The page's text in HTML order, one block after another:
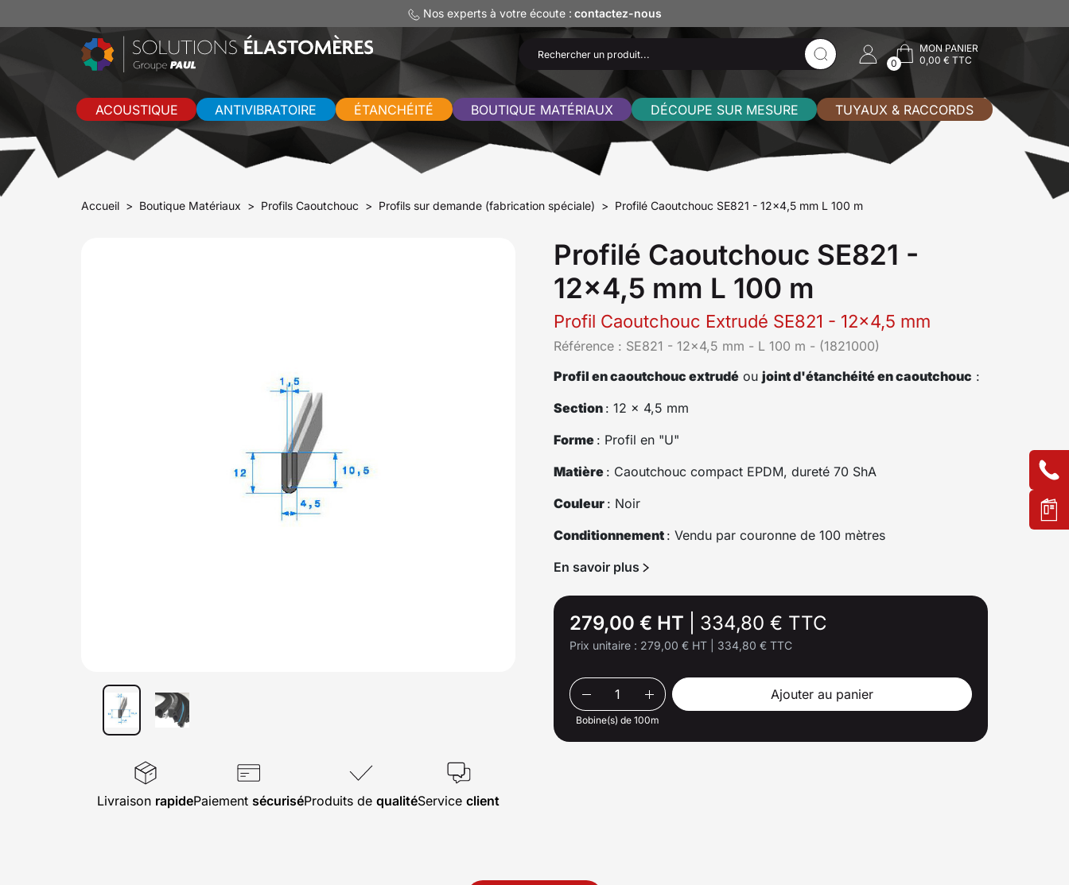
Nos experts à votre écoute : contactez-nous
0
MON PANIER
0,00 € TTC
ACOUSTIQUE ANTIVIBRATOIRE ÉTANCHÉITÉ BOUTIQUE MATÉRIAUX DÉCOUPE SUR MESURE TUYAUX & RACCORDS
Accueil Boutique Matériaux Profils Caoutchouc Profils sur demande (fabrication spéciale) Profilé Caoutchouc SE821 - 12x4,5 mm L 100 m
Livraison rapidePaiement sécuriséProduits de qualitéService client
Profil Caoutchouc Extrudé SE821 - 12x4,5 mm
Profilé Caoutchouc SE821 -
12x4,5 mm L 100 m
Référence : SE821 - 12x4,5 mm - L 100 m - (1821000)
Profil en caoutchouc extrudé ou joint d'étanchéité en caoutchouc :
Section : 12 x 4,5 mm
Forme : Profil en "U"
Matière : Caoutchouc compact EPDM, dureté 70 ShA
Couleur : Noir
Conditionnement : Vendu par couronne de 100 mètres
En savoir plus
279,00 € HT 334,80 € TTC
Prix unitaire : 279,00 € HT 334,80 € TTC
Bobine(s) de 100m
Ajouter au panier